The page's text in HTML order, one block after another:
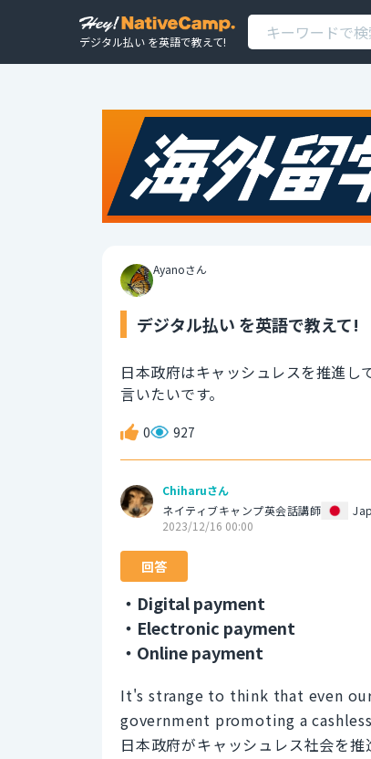
デジタル払い を英語で教えて!
Ayanoさん
デジタル払い を英語で教えて!
日本政府はキャッシュレスを推進し
言いたいです。
0 927
Chiharuさん
ネイティブキャンプ英会話講師
2023/12/16 00:00
回答
・Digital payment
・Electronic payment
・Online payment
It's strange to think that even
government promoting a
日本政府がキャッシュレス社会を